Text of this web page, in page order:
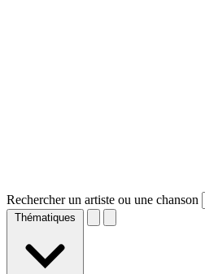
Rechercher un artiste ou une chanson
Thématiques